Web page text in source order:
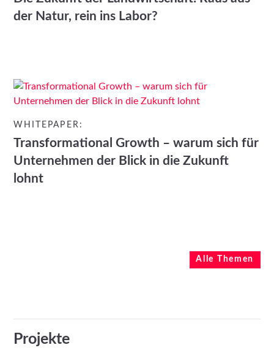
der Natur, rein ins Labor?
WHITEPAPER:
Transformational Growth – warum sich für
Unternehmen der Blick in die Zukunft
lohnt
Alle Themen
Projekte